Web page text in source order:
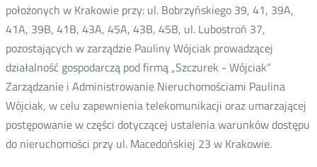
położonych w Krakowie przy: ul. Bobrzyńskiego 39, 41, 39A,
41A, 39B, 41B, 43A, 45A, 43B, 45B, ul. Lubostroń 37,
pozostających w zarządzie Pauliny Wójciak prowadzącej
działalność gospodarczą pod firmą „Szczurek - Wójciak”
Zarządzanie i Administrowanie Nieruchomościami Paulina
Wójciak, w celu zapewnienia telekomunikacji oraz umarzającej
postępowanie w części dotyczącej ustalenia warunków dostępu
do nieruchomości przy ul. Macedońskiej 23 w Krakowie.